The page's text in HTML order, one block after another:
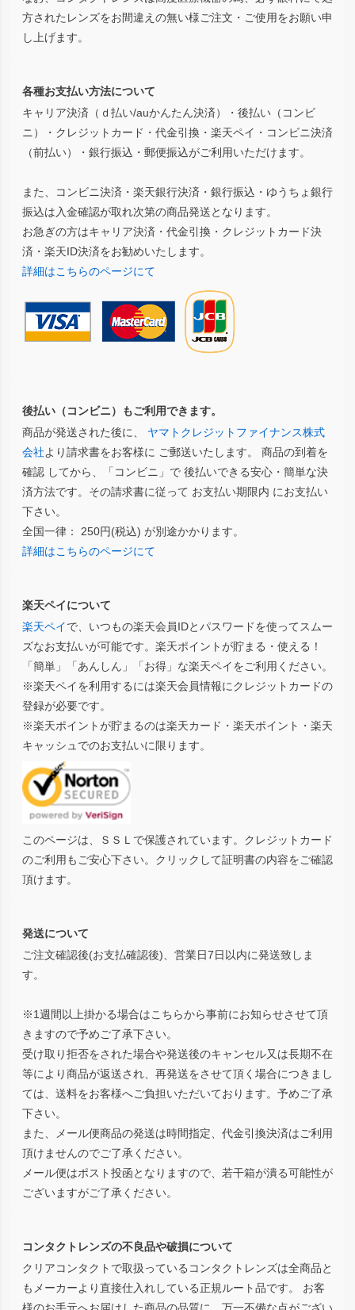
方されたレンズをお間違えの無い様ご注文・ご使用をお願い申
し上げます。
各種お支払い方法について
キャリア決済（ｄ払い/auかんたん決済）・後払い（コンビ
ニ）・クレジットカード・代金引換・楽天ペイ・コンビニ決済
（前払い）・銀行振込・郵便振込がご利用いただけます。
また、コンビニ決済・楽天銀行決済・銀行振込・ゆうちょ銀行
振込は入金確認が取れ次第の商品発送となります。
お急ぎの方はキャリア決済・代金引換・クレジットカード決
済・楽天ID決済をお勧めいたします。
詳細はこちらのページにて
後払い（コンビニ）もご利用できます。
商品が発送された後に、 ヤマトクレジットファイナンス株式
会社より請求書をお客様に ご郵送いたします。 商品の到着を
確認 してから、「コンビニ」で 後払いできる安心・簡単な決
済方法です。その請求書に従って お支払い期限内 にお支払い
下さい。
全国一律： 250円(税込) が別途かかります。
詳細はこちらのページにて
楽天ペイについて
楽天ペイで、いつもの楽天会員IDとパスワードを使ってスムー
ズなお支払いが可能です。楽天ポイントが貯まる・使える！
「簡単」「あんしん」「お得」な楽天ペイをご利用ください。
※楽天ペイを利用するには楽天会員情報にクレジットカードの
登録が必要です。
※楽天ポイントが貯まるのは楽天カード・楽天ポイント・楽天
キャッシュでのお支払いに限ります。
このページは、ＳＳＬで保護されています。クレジットカード
のご利用もご安心下さい。クリックして証明書の内容をご確認
頂けます。
発送について
ご注文確認後(お支払確認後)、営業日7日以内に発送致しま
す。
※1週間以上掛かる場合はこちらから事前にお知らせさせて頂
きますので予めご了承下さい。
受け取り拒否をされた場合や発送後のキャンセル又は長期不在
等により商品が返送され、再発送をさせて頂く場合につきまし
ては、送料をお客様へご負担いただいております。予めご了承
下さい。
また、メール便商品の発送は時間指定、代金引換決済はご利用
頂けませんのでご了承ください。
メール便はポスト投函となりますので、若干箱が潰る可能性が
ございますがご了承ください。
コンタクトレンズの不良品や破損について
クリアコンタクトで取扱っているコンタクトレンズは全商品と
もメーカーより直接仕入れしている正規ルート品です。 お客
様のお手元へお届けした商品の品質に、万一不備な点がござい